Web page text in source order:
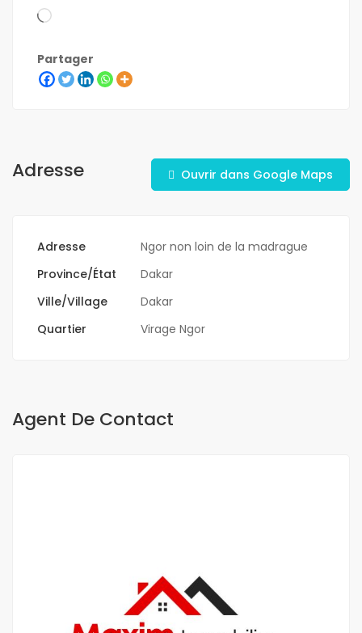
Partager
Adresse Ouvrir dans Google Maps
Adresse
Ngor non loin de la madrague
Province/État
Dakar
Ville/Village
Dakar
Quartier
Virage Ngor
Agent De Contact